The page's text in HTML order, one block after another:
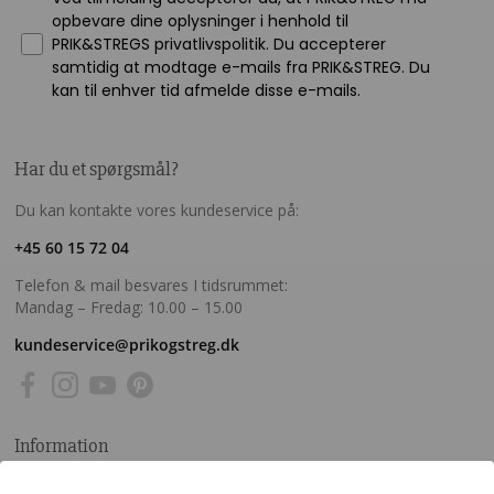
Har du et spørgsmål?
Du kan kontakte vores kundeservice på:
+45 60 15 72 04
Telefon & mail besvares I tidsrummet:
Mandag – Fredag: 10.00 – 15.00
kundeservice@prikogstreg.dk
Information
opbevare dine oplysninger i henhold til
PRIK&STREGS privatlivspolitik. Du accepterer
samtidig at modtage e-mails fra PRIK&STREG. Du
kan til enhver tid afmelde disse e-mails.